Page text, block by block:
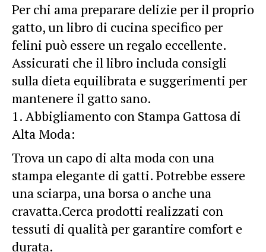
Per chi ama preparare delizie per il proprio
gatto, un libro di cucina specifico per
felini può essere un regalo eccellente.
Assicurati che il libro includa consigli
sulla dieta equilibrata e suggerimenti per
mantenere il gatto sano.
Abbigliamento con Stampa Gattosa di
Alta Moda:
Trova un capo di alta moda con una
stampa elegante di gatti. Potrebbe essere
una sciarpa, una borsa o anche una
cravatta.Cerca prodotti realizzati con
tessuti di qualità per garantire comfort e
durata.